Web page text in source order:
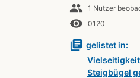
people 1 Nutzer
remove_red_eye 0120
library_books gelistet in:
Steigbügel